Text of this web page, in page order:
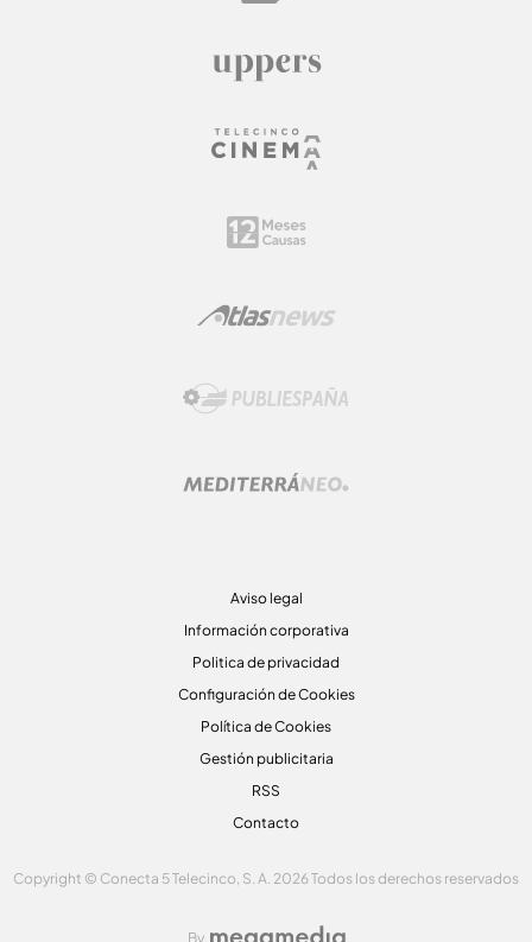
Aviso legal
Información corporativa
Politica de privacidad
Configuración de Cookies
Política de Cookies
Gestión publicitaria
RSS
Contacto
Copyright © Conecta 5 Telecinco, S. A. 2026 Todos los derechos reservados
By